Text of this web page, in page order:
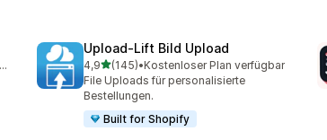
Kostenloser Plan verfügbar
Upload‑Lift Bild Upload
4,9von 5 Sternen
(145)
145 Rezensionen insgesamt
•Kostenloser Plan verfügbar
File Uploads für personalisierte
Bestellungen.
Built for Shopify